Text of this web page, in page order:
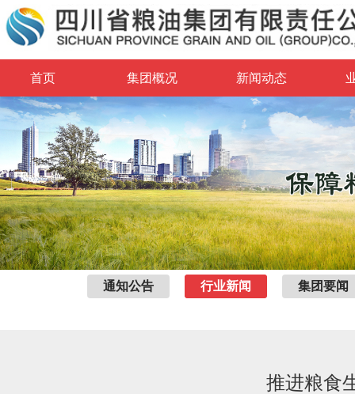
首页 集团概况 新闻动态
通知公告 行业新闻 集团要闻
推进粮食